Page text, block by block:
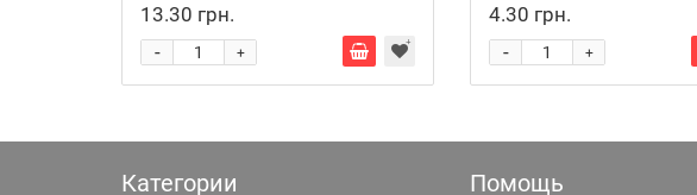
13.30 грн.
+
-
4.30 грн.
+
-
Категории Помощь